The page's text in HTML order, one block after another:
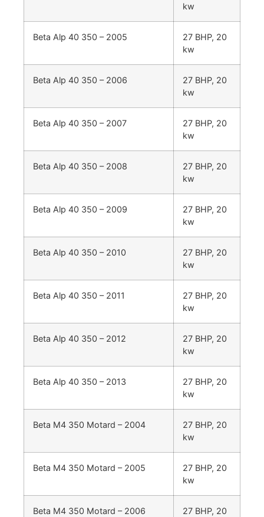
kw
Beta Alp 40 350 – 2005
27 BHP, 20
kw
Beta Alp 40 350 – 2006
27 BHP, 20
kw
Beta Alp 40 350 – 2007
27 BHP, 20
kw
Beta Alp 40 350 – 2008
27 BHP, 20
kw
Beta Alp 40 350 – 2009
27 BHP, 20
kw
Beta Alp 40 350 – 2010
27 BHP, 20
kw
Beta Alp 40 350 – 2011
27 BHP, 20
kw
Beta Alp 40 350 – 2012
27 BHP, 20
kw
Beta Alp 40 350 – 2013
27 BHP, 20
kw
Beta M4 350 Motard – 2004
27 BHP, 20
kw
Beta M4 350 Motard – 2005
27 BHP, 20
kw
Beta M4 350 Motard – 2006
27 BHP, 20